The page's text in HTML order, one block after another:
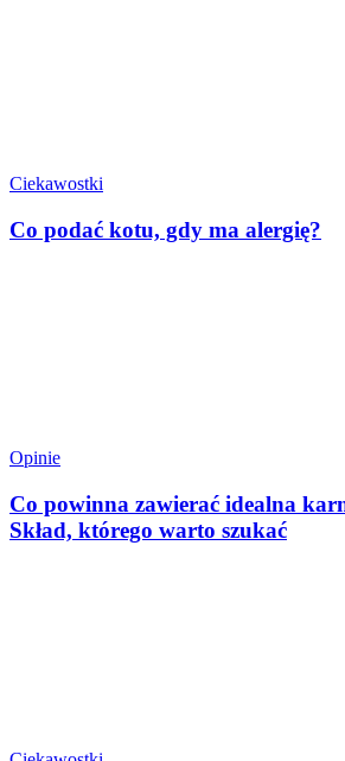
Ciekawostki
Co podać kotu, gdy ma alergię?
Opinie
Co powinna zawierać idealna
Skład, którego warto szukać